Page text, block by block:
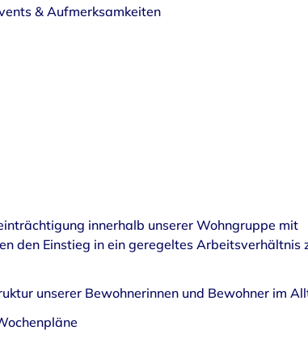
& Aufmerksamkeiten
innerhalb unserer Wohngruppe mit
den Einstieg in ein geregeltes Arbeitsverhältnis
unserer Bewohnerinnen und Bewohner im